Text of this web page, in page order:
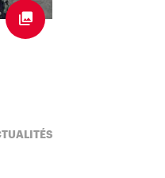
Fullscreen